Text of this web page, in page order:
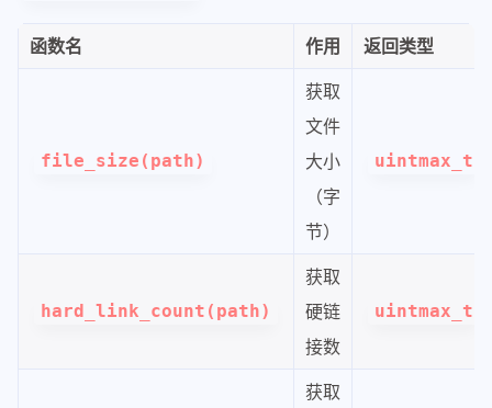
函数名 作用 返回类型
file_size(path)
获取
文件
大小
（字
节）
uintmax_t
hard_link_count(path)
获取
硬链
接数
uintmax_t
获取